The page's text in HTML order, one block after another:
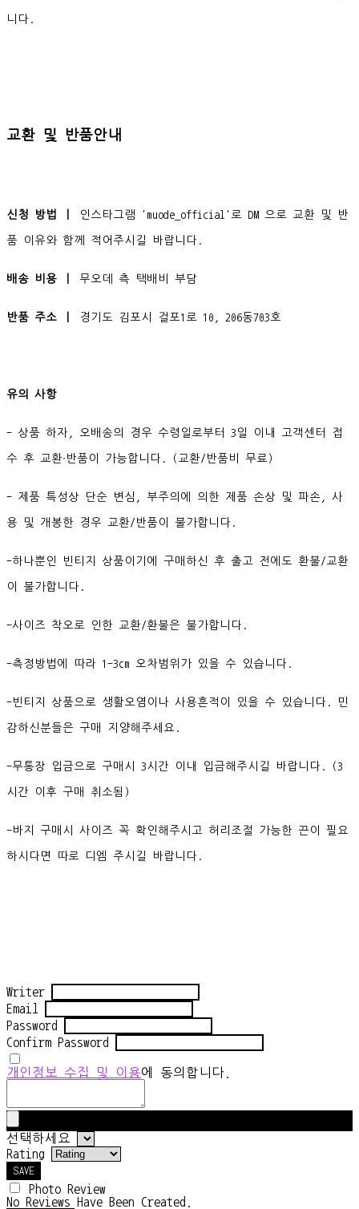
니다.
교환 및 반품안내
신청 방법 ㅣ 인스타그램 'muode_official'로 DM 으로 교환 및 반
품 이유와 함께 적어주시길 바랍니다.
배송 비용 ㅣ 무오데 측 택배비 부담
반품 주소 ㅣ 경기도 김포시 걸포1로 10, 206동703호
유의 사항
- 상품 하자, 오배송의 경우 수령일로부터 3일 이내 고객센터 접
수 후 교환∙반품이 가능합니다. (교환/반품비 무료)
- 제품 특성상 단순 변심, 부주의에 의한 제품 손상 및 파손, 사
용 및 개봉한 경우 교환/반품이 불가합니다.
-하나뿐인 빈티지 상품이기에 구매하신 후 출고 전에도 환불/교환
이 불가합니다.
-사이즈 착오로 인한 교환/환불은 불가합니다.
-측정방법에 따라 1-3cm 오차범위가 있을 수 있습니다.
-빈티지 상품으로 생활오염이나 사용흔적이 있을 수 있습니다. 민
감하신분들은 구매 지양해주세요.
-무통장 입금으로 구매시 3시간 이내 입금해주시길 바랍니다. (3
시간 이후 구매 취소됨)
-바지 구매시 사이즈 꼭 확인해주시고 허리조절 가능한 끈이 필요
하시다면 따로 디엠 주시길 바랍니다.
Writer
Email
Password
Confirm Password
개인정보 수집 및 이용에 동의합니다.
선택하세요
Rating
SAVE
Photo Review
No Reviews Have Been Created.